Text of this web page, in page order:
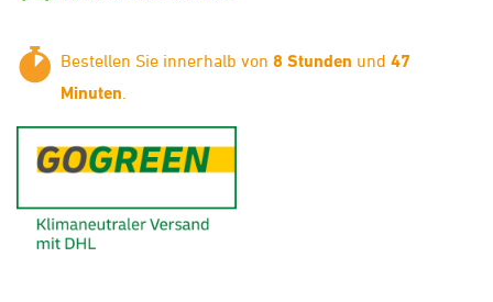
Bestellen Sie innerhalb von 8 Stunden und 47
Minuten